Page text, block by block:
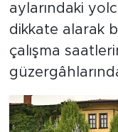
aylarındaki
dikkate alarak
çalışma